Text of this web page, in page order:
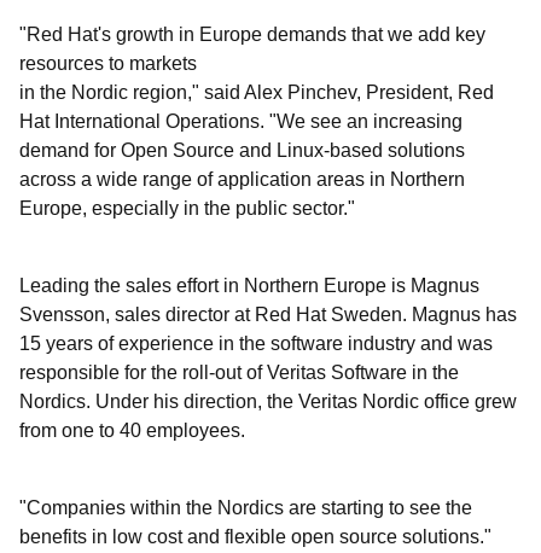
"Red Hat's growth in Europe demands that we add key
resources to markets
in the Nordic region," said Alex Pinchev, President, Red
Hat International Operations. "We see an increasing
demand for Open Source and Linux-based solutions
across a wide range of application areas in Northern
Europe, especially in the public sector."
Leading the sales effort in Northern Europe is Magnus
Svensson, sales director at Red Hat Sweden. Magnus has
15 years of experience in the software industry and was
responsible for the roll-out of Veritas Software in the
Nordics. Under his direction, the Veritas Nordic office grew
from one to 40 employees.
"Companies within the Nordics are starting to see the
benefits in low cost and flexible open source solutions."